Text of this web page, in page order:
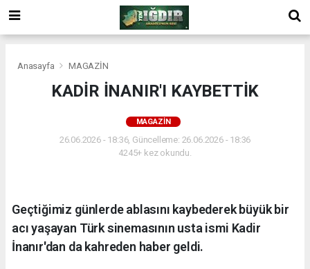
Anasayfa MAGAZİN
KADİR İNANIR'I KAYBETTİK
MAGAZİN
26.06.2026 - 18:36, Güncelleme: 26.06.2026 - 18:36
4245+ kez okundu.
Geçtiğimiz günlerde ablasını kaybederek büyük bir
acı yaşayan Türk sinemasının usta ismi Kadir
İnanır'dan da kahreden haber geldi.